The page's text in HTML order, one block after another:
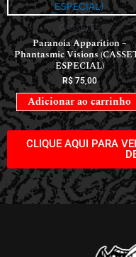
CASSETES
Paranoia Apparition –
Phantasmic Visions
ESPECIAL)
R$75,00
Adicionar ao carrinho
CLIQUE AQUI PARA